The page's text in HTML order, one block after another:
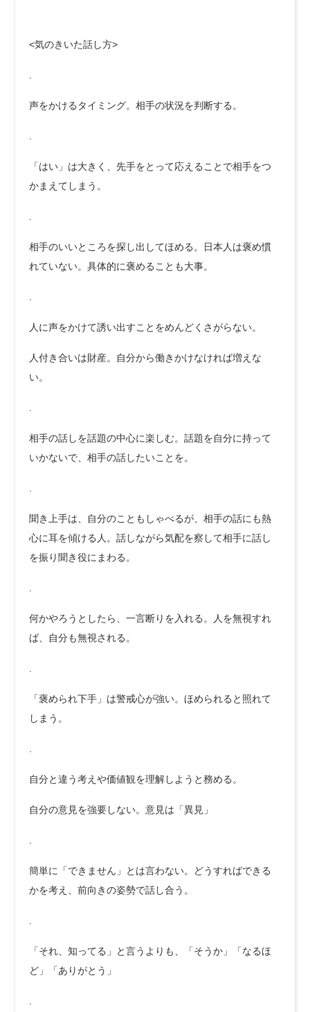
<気のきいた話し方>
.
声をかけるタイミング。相手の状況を判断する。
.
「はい」は大きく、先手をとって応えることで相手をつ
かまえてしまう。
.
相手のいいところを探し出してほめる。日本人は褒め慣
れていない。具体的に褒めることも大事。
.
人に声をかけて誘い出すことをめんどくさがらない。
人付き合いは財産。自分から働きかけなければ増えな
い。
.
相手の話しを話題の中心に楽しむ。話題を自分に持って
いかないで、相手の話したいことを。
.
聞き上手は、自分のこともしゃべるが、相手の話にも熱
心に耳を傾ける人。話しながら気配を察して相手に話し
を振り聞き役にまわる。
.
何かやろうとしたら、一言断りを入れる。人を無視すれ
ば、自分も無視される。
.
「褒められ下手」は警戒心が強い。ほめられると照れて
しまう。
.
自分と違う考えや価値観を理解しようと務める。
自分の意見を強要しない。意見は「異見」
.
簡単に「できません」とは言わない。どうすればできる
かを考え、前向きの姿勢で話し合う。
.
「それ、知ってる」と言うよりも、「そうか」「なるほ
ど」「ありがとう」
.